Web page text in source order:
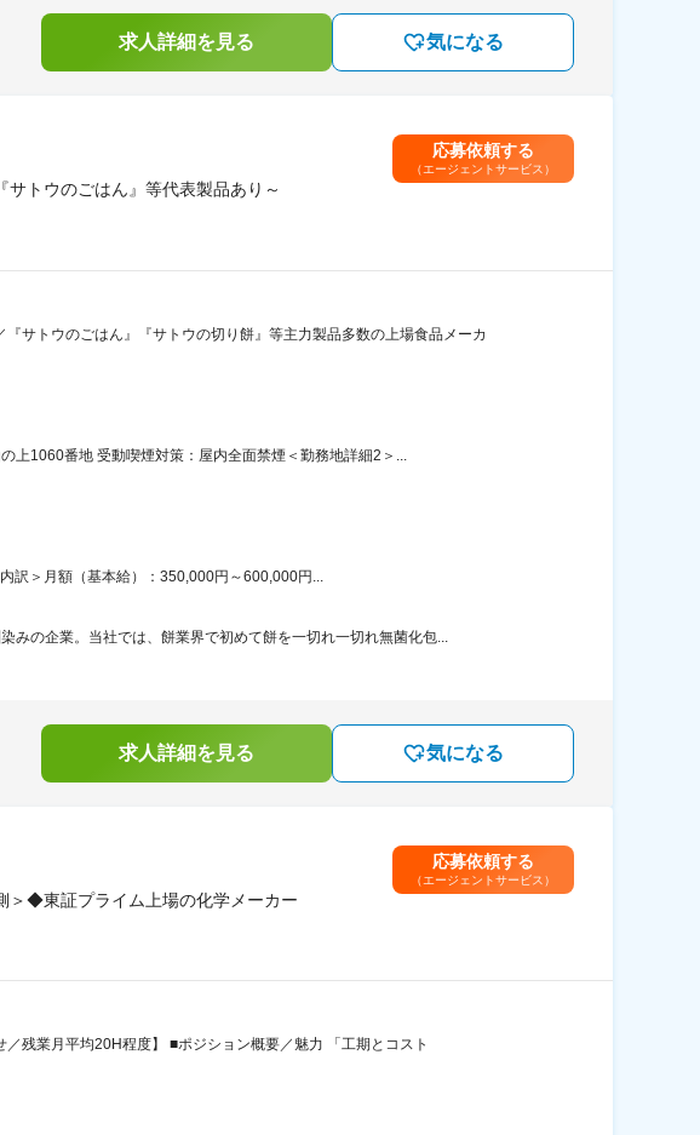
求人詳細を見る 気になる
サトウのごはん』等代表製品あり～
応募依頼する
（エージェントサービス）
トウのごはん』『サトウの切り餅』等主力製品多数の上場食品メーカ
上1060番地 受動喫煙対策：屋内全面禁煙＜勤務地詳細2＞...
訳＞月額（基本給）：350,000円～600,000円...
の企業。当社では、餅業界で初めて餅を一切れ一切れ無菌化包...
求人詳細を見る 気になる
＞◆東証プライム上場の化学メーカー
応募依頼する
（エージェントサービス）
残業月平均20H程度】 ■ポジション概要／魅力 「工期とコスト